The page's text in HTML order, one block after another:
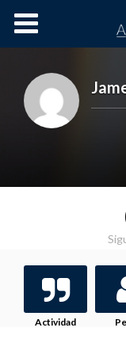
Cursos
Actividad